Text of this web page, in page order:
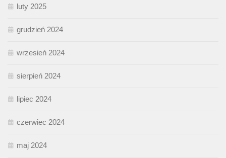
luty 2025
grudzień 2024
wrzesień 2024
sierpień 2024
lipiec 2024
czerwiec 2024
maj 2024